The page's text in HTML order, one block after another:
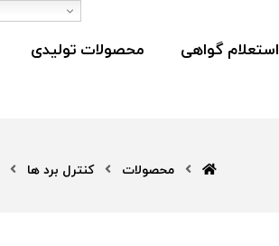
استعلام گواهی محصولات تولیدی
محصولات کنترل برد ها